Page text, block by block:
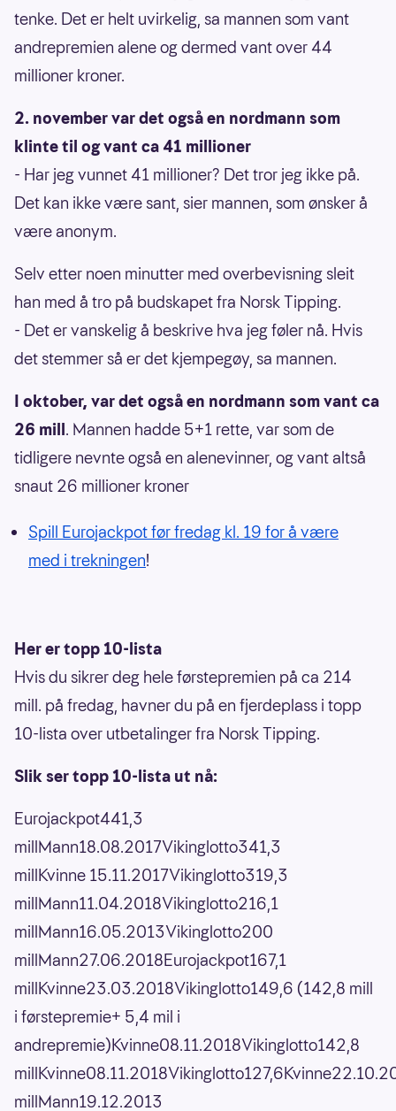
tenke. Det er helt uvirkelig, sa mannen som vant
andrepremien alene og dermed vant over 44
millioner kroner.
2. november var det også en nordmann som
klinte til og vant ca 41 millioner
- Har jeg vunnet 41 millioner? Det tror jeg ikke på.
Det kan ikke være sant, sier mannen, som ønsker å
være anonym.
Selv etter noen minutter med overbevisning sleit
han med å tro på budskapet fra Norsk Tipping.
- Det er vanskelig å beskrive hva jeg føler nå. Hvis
det stemmer så er det kjempegøy, sa mannen.
I oktober, var det også en nordmann som vant ca
26 mill. Mannen hadde 5+1 rette, var som de
tidligere nevnte også en alenevinner, og vant altså
snaut 26 millioner kroner
Spill Eurojackpot før fredag kl. 19 for å være
med i trekningen!
Her er topp 10-lista
Hvis du sikrer deg hele førstepremien på ca 214
mill. på fredag, havner du på en fjerdeplass i topp
10-lista over utbetalinger fra Norsk Tipping.
Slik ser topp 10-lista ut nå:
Eurojackpot441,3
millMann18.08.2017Vikinglotto341,3
millKvinne 15.11.2017Vikinglotto319,3
millMann11.04.2018Vikinglotto216,1
millMann16.05.2013Vikinglotto200
millMann27.06.2018Eurojackpot167,1
millKvinne23.03.2018Vikinglotto149,6 (142,8 mill
i førstepremie+ 5,4 mil i
andrepremie)Kvinne08.11.2018Vikinglotto142,8
millMann19.12.2013